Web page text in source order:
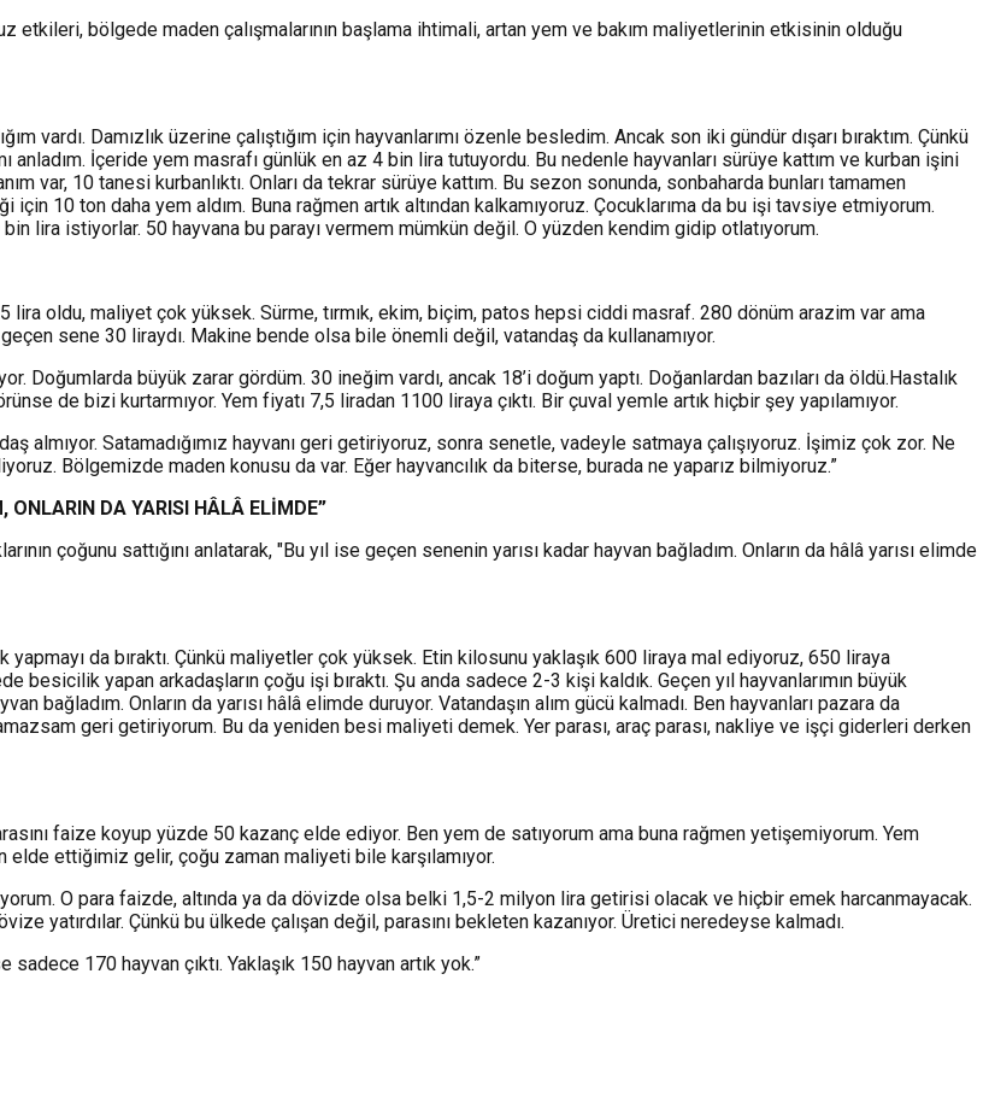
etkileri, bölgede maden çalışmalarının başlama ihtimali, artan yem ve bakım maliyetlerinin etkisinin olduğu
vardı. Damızlık üzerine çalıştığım için hayvanlarımı özenle besledim. Ancak son iki gündür dışarı bıraktım. Çünkü
anladım. İçeride yem masrafı günlük en az 4 bin lira tutuyordu. Bu nedenle hayvanları sürüye kattım ve kurban işini
var, 10 tanesi kurbanlıktı. Onları da tekrar sürüye kattım. Bu sezon sonunda, sonbaharda bunları tamamen
için 10 ton daha yem aldım. Buna rağmen artık altından kalkamıyoruz. Çocuklarıma da bu işi tavsiye etmiyorum.
lira istiyorlar. 50 hayvana bu parayı vermem mümkün değil. O yüzden kendim gidip otlatıyorum.
lira oldu, maliyet çok yüksek. Sürme, tırmık, ekim, biçim, patos hepsi ciddi masraf. 280 dönüm arazim var ama
sene 30 liraydı. Makine bende olsa bile önemli değil, vatandaş da kullanamıyor.
Doğumlarda büyük zarar gördüm. 30 ineğim vardı, ancak 18’i doğum yaptı. Doğanlardan bazıları da öldü.Hastalık
de bizi kurtarmıyor. Yem fiyatı 7,5 liradan 1100 liraya çıktı. Bir çuval yemle artık hiçbir şey yapılamıyor.
almıyor. Satamadığımız hayvanı geri getiriyoruz, sonra senetle, vadeyle satmaya çalışıyoruz. İşimiz çok zor. Ne
Bölgemizde maden konusu da var. Eğer hayvancılık da biterse, burada ne yaparız bilmiyoruz.”
ONLARIN DA YARISI HÂLÂ ELİMDE”
çoğunu sattığını anlatarak, "Bu yıl ise geçen senenin yarısı kadar hayvan bağladım. Onların da hâlâ yarısı elimde
da bıraktı. Çünkü maliyetler çok yüksek. Etin kilosunu yaklaşık 600 liraya mal ediyoruz, 650 liraya
yapan arkadaşların çoğu işi bıraktı. Şu anda sadece 2-3 kişi kaldık. Geçen yıl hayvanlarımın büyük
bağladım. Onların da yarısı hâlâ elimde duruyor. Vatandaşın alım gücü kalmadı. Ben hayvanları pazara da
geri getiriyorum. Bu da yeniden besi maliyeti demek. Yer parası, araç parası, nakliye ve işçi giderleri derken
faize koyup yüzde 50 kazanç elde ediyor. Ben yem de satıyorum ama buna rağmen yetişemiyorum. Yem
ettiğimiz gelir, çoğu zaman maliyeti bile karşılamıyor.
O para faizde, altında ya da dövizde olsa belki 1,5-2 milyon lira getirisi olacak ve hiçbir emek harcanmayacak.
yatırdılar. Çünkü bu ülkede çalışan değil, parasını bekleten kazanıyor. Üretici neredeyse kalmadı.
170 hayvan çıktı. Yaklaşık 150 hayvan artık yok.”